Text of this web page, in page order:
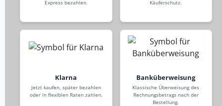
Express bezahlen. Käuferschutz.
Klarna
Jetzt kaufen, später bezahlen
oder in flexiblen Raten zahlen.
Banküberweisung
Klassische Überweisung des
Rechnungsbetrags nach der
Bestellung.